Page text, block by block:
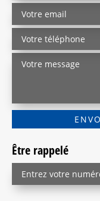
Être rappelé